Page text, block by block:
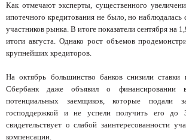
Как отмечают эксперты, существенного
ипотечного кредитования не было, но наблюдалась
участников рынка. В итоге показатели сентября на
итоги августа. Однако рост объемов
крупнейших кредиторов.
На октябрь большинство банков снизили ставки
Сбербанк даже объявил о
потенциальных заемщиков, которые подали
господдержкой и не успели получить его до
свидетельствует о слабой заинтересованности
компенсации.